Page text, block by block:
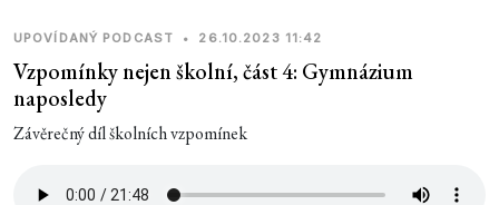
UPOVÍDANÝ PODCAST • 26.10.2023 11:42
Vzpomínky nejen školní, část 4: Gymnázium
naposledy
Závěrečný díl školních vzpomínek